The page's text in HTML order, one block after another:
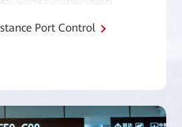
Port Control